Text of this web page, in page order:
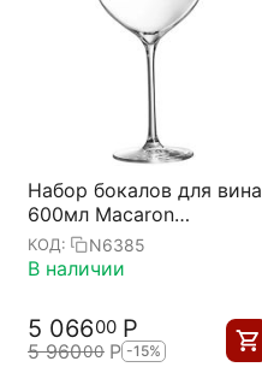
Набор бокалов для вина
600мл Macaron
Fascination D=10,8,
H=22,8см; 6 штук,
КОД: N6385
В наличии
5 06600 Р
5 96000 Р -15%